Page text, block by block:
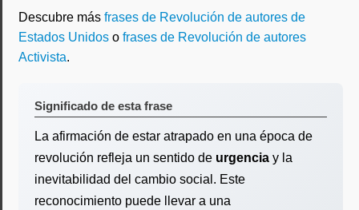
Descubre más frases de Revolución de autores de
Estados Unidos o frases de Revolución de autores
Activista.
Significado de esta frase
La afirmación de estar atrapado en una época de
revolución refleja un sentido de urgencia y la
inevitabilidad del cambio social. Este
reconocimiento puede llevar a una